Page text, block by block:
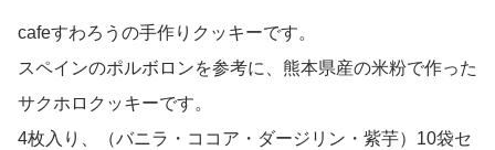
cafeすわろうの手作りクッキーです。
スペインのポルボロンを参考に、熊本県産の米粉で作った
サクホロクッキーです。
4枚入り、（バニラ・ココア・ダージリン・紫芋）10袋セ